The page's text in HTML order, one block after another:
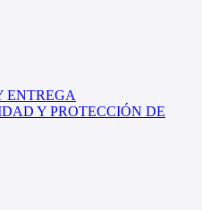
ENTREGA
Y PROTECCIÓN DE